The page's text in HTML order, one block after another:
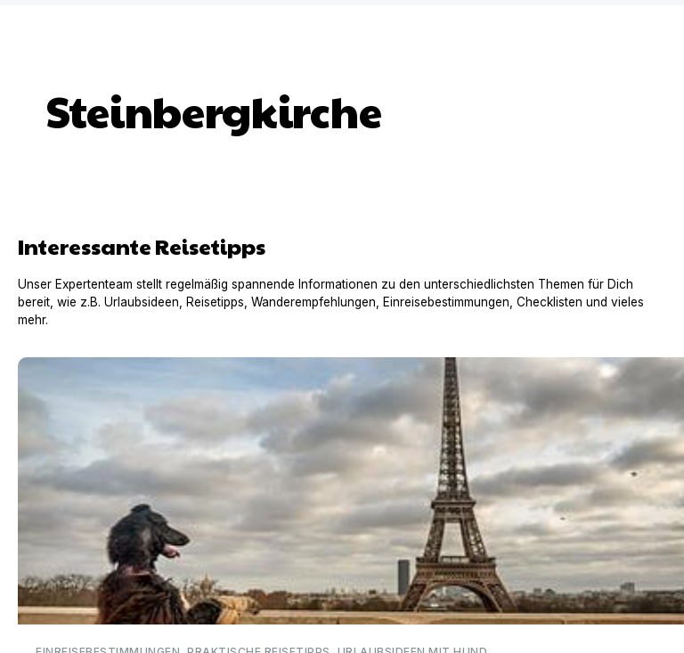
Steinbergkirche
Interessante Reisetipps
Unser Expertenteam stellt regelmäßig spannende Informationen zu den unterschiedlichsten Themen für Dich
bereit, wie z.B. Urlaubsideen, Reisetipps, Wanderempfehlungen, Einreisebestimmungen, Checklisten und vieles
mehr.
Urlaub mit Hund in Frankreich